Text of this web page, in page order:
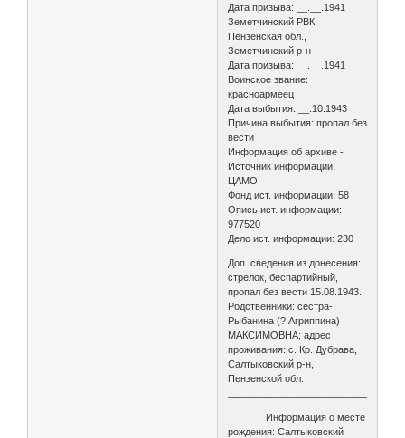
Дата призыва: __.__.1941
Земетчинский РВК,
Пензенская обл.,
Земетчинский р-н
Дата призыва: __.__.1941
Воинское звание:
красноармеец
Дата выбытия: __.10.1943
Причина выбытия: пропал без
вести
Информация об архиве -
Источник информации:
ЦАМО
Фонд ист. информации: 58
Опись ист. информации:
977520
Дело ист. информации: 230
Доп. сведения из донесения:
стрелок, беспартийный,
пропал без вести 15.08.1943.
Родственники: сестра-
Рыбанина (? Агриппина)
МАКСИМОВНА; адрес
проживания: с. Кр. Дубрава,
Салтыковский р-н,
Пензенской обл.
Информация о месте
рождения: Салтыковский